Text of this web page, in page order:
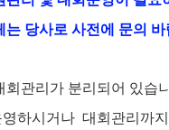
는 당사로 사전에 문의 바
회관리가 분리되어 있습
하시거나 대회관리까